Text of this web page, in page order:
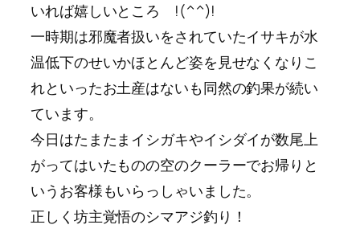
いれば嬉しいところ !(^^)!
一時期は邪魔者扱いをされていたイサキが水
温低下のせいかほとんど姿を見せなくなりこ
れといったお土産はないも同然の釣果が続い
ています。
今日はたまたまイシガキやイシダイが数尾上
がってはいたものの空のクーラーでお帰りと
いうお客様もいらっしゃいました。
正しく坊主覚悟のシマアジ釣り！